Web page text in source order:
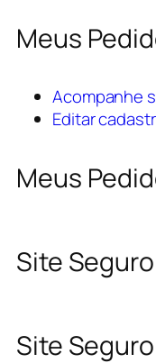
Meus
Acompanhe
Editar
Meus
Site Seguro
Site Seguro